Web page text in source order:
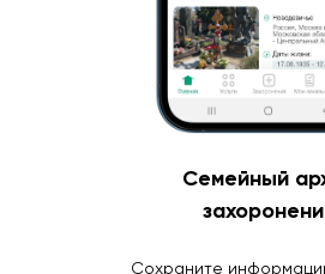
Семейный
Сохраните